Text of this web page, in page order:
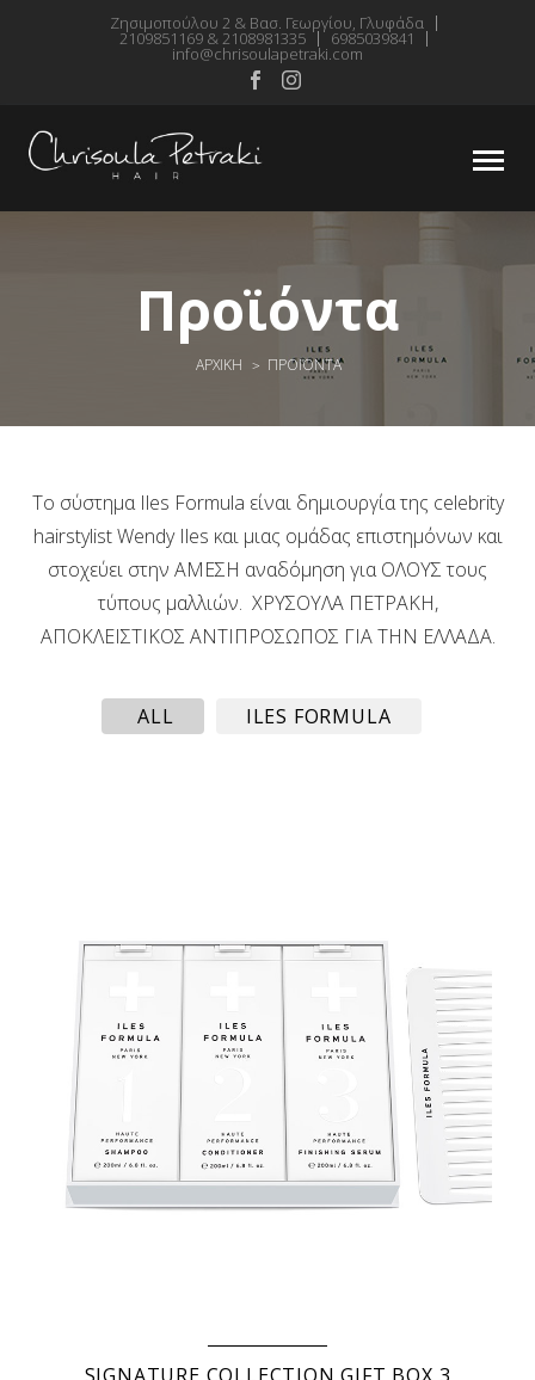
Ζησιμοπούλου 2 & Βασ. Γεωργίου, Γλυφάδα
2109851169 & 2108981335 6985039841
info@chrisoulapetraki.com
Προϊόντα
ΑΡΧΙΚΗ ΠΡΟΪΌΝΤΑ
Το σύστημα Iles Formula είναι δημιουργία της celebrity
hairstylist Wendy Iles και μιας ομάδας επιστημόνων και
στοχεύει στην ΑΜΕΣΗ αναδόμηση για ΟΛΟΥΣ τους
τύπους μαλλιών. ΧΡΥΣΟΥΛΑ ΠΕΤΡΑΚΗ,
ΑΠΟΚΛΕΙΣΤΙΚΟΣ ΑΝΤΙΠΡΟΣΩΠΟΣ ΓΙΑ ΤΗΝ ΕΛΛΑΔΑ.
ALL ILES FORMULA